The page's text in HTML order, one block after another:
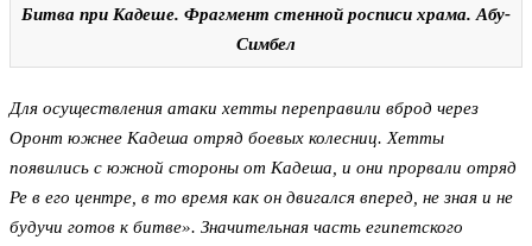
Битва при Кадеше. Фрагмент стенной росписи храма. Абу-
Симбел
Для осуществления атаки хетты переправили вброд через
Оронт южнее Кадеша отряд боевых колесниц. Хетты
появились с южной стороны от Кадеша, и они прорвали отряд
Ре в его центре, в то время как он двигался вперед, не зная и не
будучи готов к битве». Значительная часть египетского